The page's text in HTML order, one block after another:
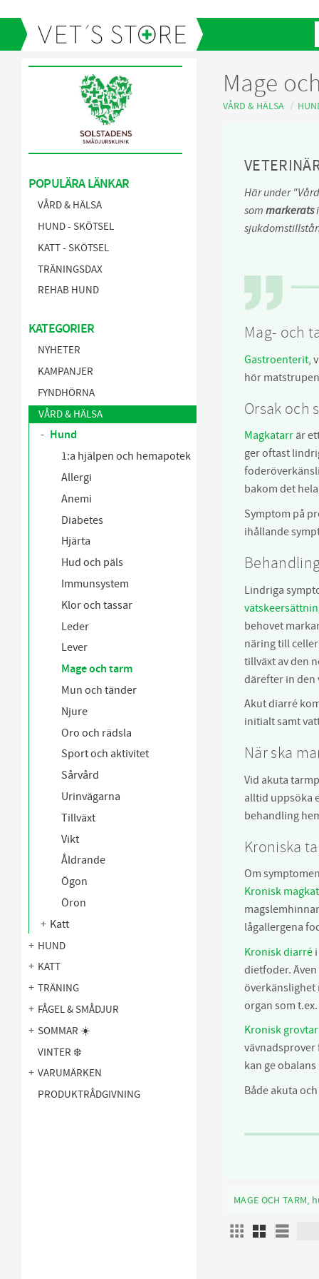
Mage
VÅRD & HÄLSA
Här under
som markeratsi
Mag- och
Gastroenterit,
hör
Orsak och
Magkatarr är
ger oftast
bakom det
Symptom på
ihållande
Lindriga
behovet
näring till
tillväxt av den
därefter in den
Akut diarré
initialt samt
När ska
Vid akuta
alltid uppsöka
behandling
Kroniska
Om
Kronisk
lågallergena
Kronisk diarré
dietfoder.
överkänslighet
organ som
Kronisk
kan ge
Både akuta
MAGE OCH TARM,
Akut GastroenteritVälj
POPULÄRA LÄNKAR
VÅRD & HÄLSA
HUND - SKÖTSEL
KATT - SKÖTSEL
TRÄNINGSDAX
REHAB HUND
KATEGORIER
NYHETER
KAMPANJER
FYNDHÖRNA
VÅRD & HÄLSA
Hund
1:a hjälpen och hemapotek
Allergi
Anemi
Diabetes
Hjärta
Hud och päls
Immunsystem
Klor och tassar
Leder
Lever
Mage och tarm
Mun och tänder
Njure
Oro och rädsla
Sport och aktivitet
Sårvård
Urinvägarna
Tillväxt
Vikt
Åldrande
Ögon
Öron
Katt
HUND
KATT
TRÄNING
FÅGEL & SMÅDJUR
SOMMAR ☀️
VINTER ❄️
VARUMÄRKEN
PRODUKTRÅDGIVNING